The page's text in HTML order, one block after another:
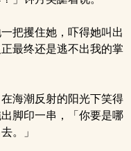
把攫住她，吓得她叫出
最终还是逃不出我的掌
海潮反射的阳光下笑得
脚印一串，「你要是哪
。」